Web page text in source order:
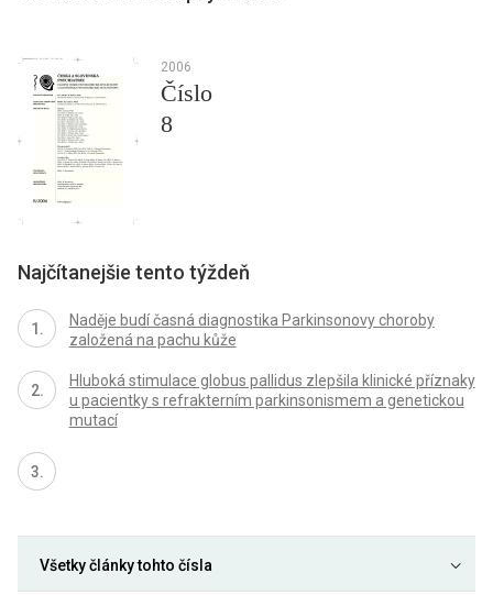
2006
Číslo
8
Najčítanejšie tento týždeň
Naděje budí časná diagnostika Parkinsonovy choroby
založená na pachu kůže
Hluboká stimulace globus pallidus zlepšila klinické příznaky
u pacientky s refrakterním parkinsonismem a genetickou
mutací
Všetky články tohto čísla